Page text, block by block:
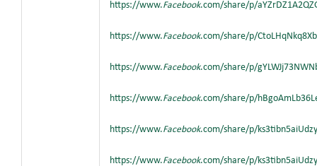
https://www.Facebook.com/share/p/
https://www.Facebook.com/share/p/
https://www.Facebook.com/share/p/
https://www.Facebook.com/share/p/
https://www.Facebook.com/share/p/
https://www.Facebook.com/share/p/